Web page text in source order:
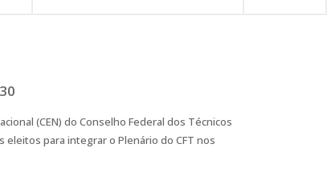
(CEN) do Conselho Federal dos Técnicos
para integrar o Plenário do CFT nos